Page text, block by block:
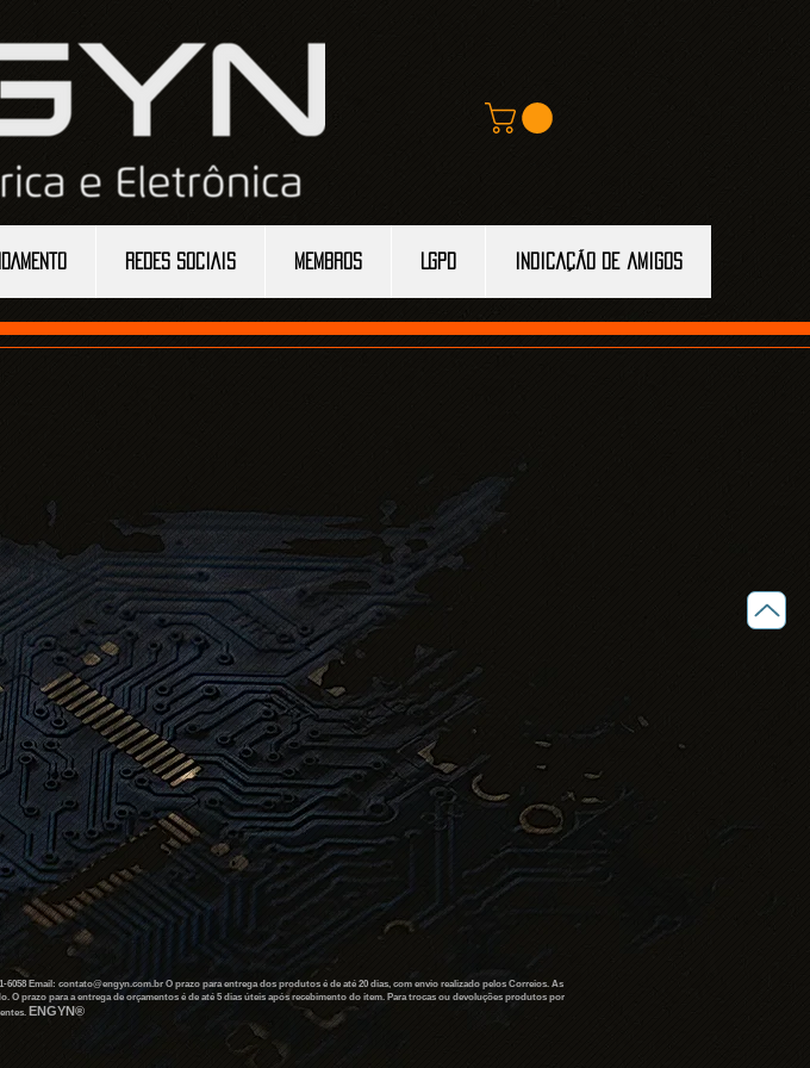
REDES SOCIAIS MEMBROS LGPD Indicação de amigos
6058 Email: contato@engyn.com.br O prazo para entrega dos produtos é de até 20 dias, com envio realizado pelos Correios. As
prazo para a entrega de orçamentos é de até 5 dias úteis após recebimento do item. Para trocas ou devoluções produtos por
ENGYN®